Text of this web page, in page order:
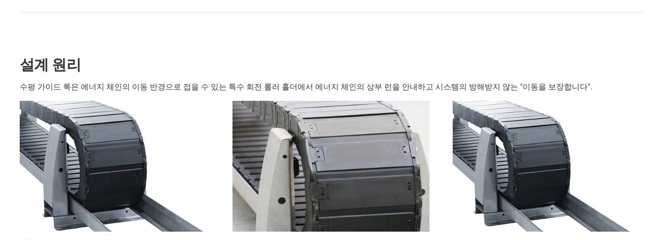
설계 원리
수평 가이드 록은 에너지 체인의 이동 반경으로 접을 수 있는 특수 회전 롤러 홀더에서 에너지 체인의 상부 런을 안내하고 시스템의 방해받지 않는 "이동을 보장합니다".